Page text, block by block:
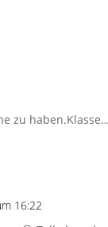
zu
16:22